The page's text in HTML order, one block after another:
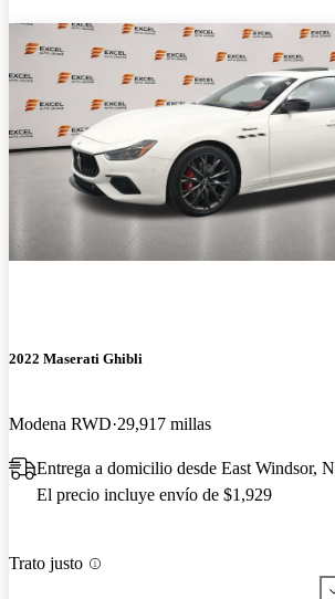
2022 Maserati Ghibli
Modena RWD 29,917 millas
Entrega a domicilio desde East Windsor,
El precio incluye envío de $1,929
Trato justo